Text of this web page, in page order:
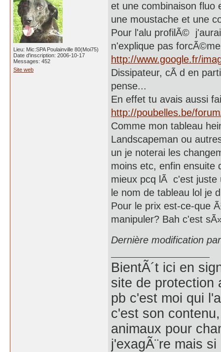
Lieu: Mic:SPA Poulainville 80(Moi75)
Date d'inscription: 2006-10-17
Messages: 452
Site web
et une combinaison fluo
une moustache et une
Pour l'alu profilÃ©
n'explique pas
http://www.google.fr/
Dissipateur, cÃ d en
pense...
En effet tu avais aussi
http://poubelles.be/
Comme mon tableau
Landscapeman ou
un je noterai les
moins etc, enfin ensuite
mieux pcq lÃ c'est juste
le nom de tableau lol je
Pour le prix est-ce-que
manipuler? Bah c'est
Dernière modification
BientÃ´t ici en
site de protection
pb c'est moi qui
c'est son
animaux pour
j'exagÃ¨re mais si